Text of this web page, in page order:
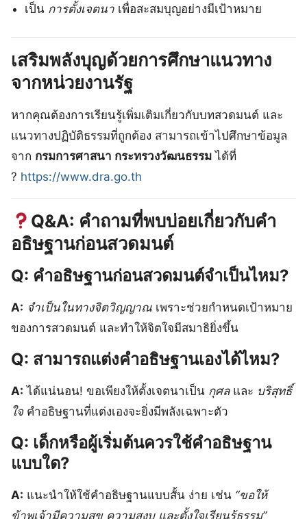
เป็น การตั้งเจตนา เพื่อสะสมบุญอย่างมีเป้าหมาย
เสริมพลังบุญด้วยการศึกษาแนวทาง
จากหน่วยงานรัฐ
หากคุณต้องการเรียนรู้เพิ่มเติมเกี่ยวกับบทสวดมนต์ และ
แนวทางปฏิบัติธรรมที่ถูกต้อง สามารถเข้าไปศึกษาข้อมูล
จาก กรมการศาสนา กระทรวงวัฒนธรรม ได้ที่
? https://www.dra.go.th
Q&A: คำถามที่พบบ่อยเกี่ยวกับคำ
อธิษฐานก่อนสวดมนต์
Q: คำอธิษฐานก่อนสวดมนต์จำเป็นไหม?
A: จำเป็นในทางจิตวิญญาณ เพราะช่วยกำหนดเป้าหมาย
ของการสวดมนต์ และทำให้จิตใจมีสมาธิยิ่งขึ้น
Q: สามารถแต่งคำอธิษฐานเองได้ไหม?
A: ได้แน่นอน! ขอเพียงให้ตั้งเจตนาเป็น กุศลและ บริสุทธิ์
ใจคำอธิษฐานที่แต่งเองจะยิ่งมีพลังเฉพาะตัว
Q: เด็กหรือผู้เริ่มต้นควรใช้คำอธิษฐาน
แบบใด?
A: แนะนำให้ใช้คำอธิษฐานแบบสั้น ง่าย เช่น “ขอให้
ข้าพเจ้ามีความสุข ความสงบ และตั้งใจเรียนรู้ธรรม”